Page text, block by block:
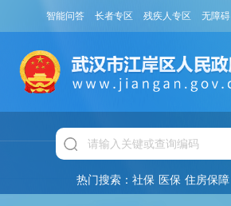
智能问答 长者专区 残疾人专区 无障碍
热门搜索： 社保 医保 住房保障